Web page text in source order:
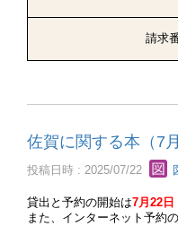
請求
佐賀に関する本（7
投稿日時 : 2025/07/22
貸出と予約の開始は7月22日
また、インターネット予約